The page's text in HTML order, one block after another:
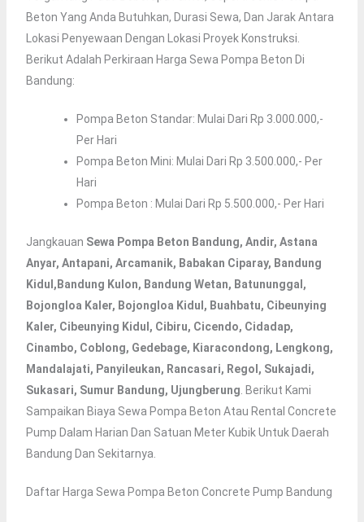
Beton Yang Anda Butuhkan, Durasi Sewa, Dan Jarak Antara
Lokasi Penyewaan Dengan Lokasi Proyek Konstruksi.
Berikut Adalah Perkiraan Harga Sewa Pompa Beton Di
Bandung:
Pompa Beton Standar: Mulai Dari Rp 3.000.000,-
Per Hari
Pompa Beton Mini: Mulai Dari Rp 3.500.000,- Per
Hari
Pompa Beton : Mulai Dari Rp 5.500.000,- Per Hari
Jangkauan Sewa Pompa Beton Bandung, Andir, Astana
Anyar, Antapani, Arcamanik, Babakan Ciparay, Bandung
Kidul,bandung Kulon, Bandung Wetan, Batununggal,
Bojongloa Kaler, Bojongloa Kidul, Buahbatu, Cibeunying
Kaler, Cibeunying Kidul, Cibiru, Cicendo, Cidadap,
Cinambo, Coblong, Gedebage, Kiaracondong, Lengkong,
Mandalajati, Panyileukan, Rancasari, Regol, Sukajadi,
Sukasari, Sumur Bandung, Ujungberung. Berikut Kami
Sampaikan Biaya Sewa Pompa Beton Atau Rental Concrete
Pump Dalam Harian Dan Satuan Meter Kubik Untuk Daerah
Bandung Dan Sekitarnya.
Daftar Harga Sewa Pompa Beton Concrete Pump Bandung